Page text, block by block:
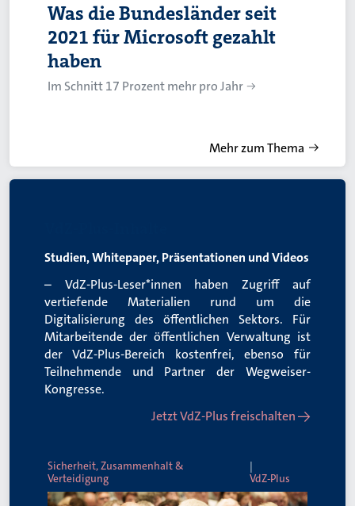
Was die Bundesländer seit
2021 für Microsoft gezahlt
haben
Im Schnitt 17 Prozent mehr pro Jahr
Mehr zum Thema
Studien, Whitepaper, Präsentationen und Videos
– VdZ-Plus-Leser*innen haben Zugriff auf
vertiefende Materialien rund um die
Digitalisierung des öffentlichen Sektors. Für
Mitarbeitende der öffentlichen Verwaltung ist
der VdZ-Plus-Bereich kostenfrei, ebenso für
Teilnehmende und Partner der Wegweiser-
Kongresse.
Jetzt VdZ-Plus freischalten →
Sicherheit, Zusammenhalt &
Verteidigung
VdZ-Plus